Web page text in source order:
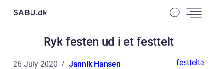
SABU.dk
Ryk festen ud i et festtelt
26 July 2020 Jannik Hansen festtelte